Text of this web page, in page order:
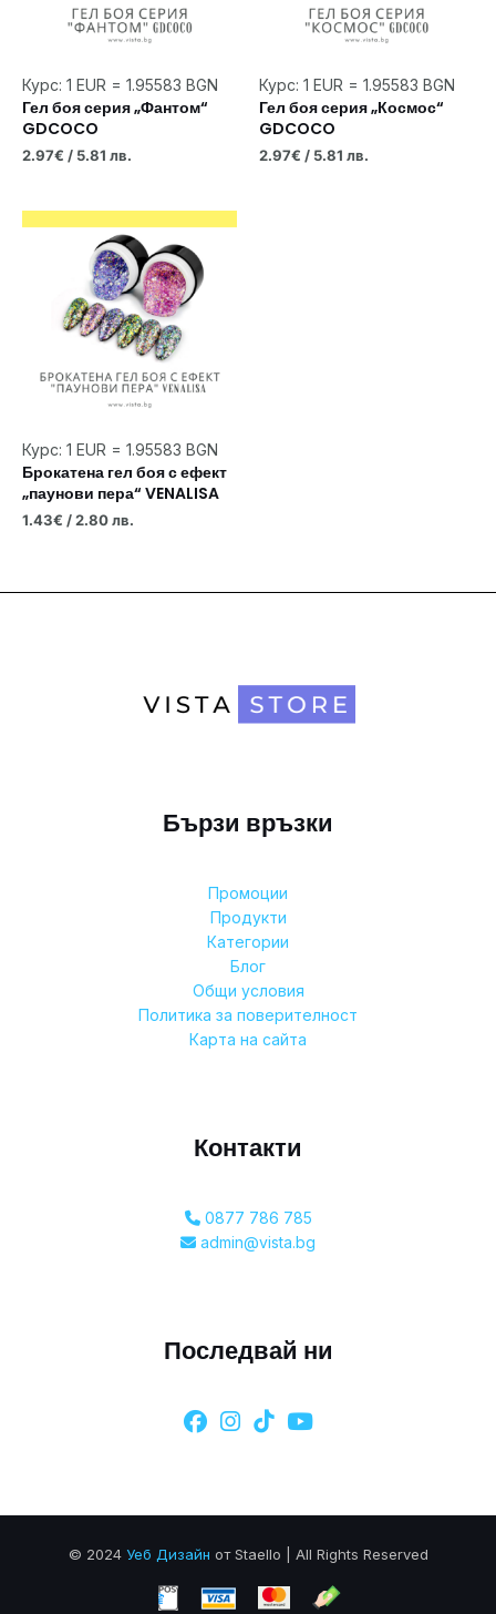
Курс: 1 EUR = 1.95583 BGN
Гел боя серия „Фантом“
GDCOCO
2.97€ / 5.81 лв.
Курс: 1 EUR = 1.95583 BGN
Гел боя серия „Космос“
GDCOCO
2.97€ / 5.81 лв.
Курс: 1 EUR = 1.95583 BGN
Брокатена гел боя с ефект
„паунови пера“ VENALISA
1.43€ / 2.80 лв.
Бързи връзки
Промоции
Продукти
Категории
Блог
Общи условия
Политика за поверителност
Карта на сайта
Контакти
0877 786 785
admin@vista.bg
Последвай ни
© 2024 Уеб Дизайн от Staello | All Rights Reserved